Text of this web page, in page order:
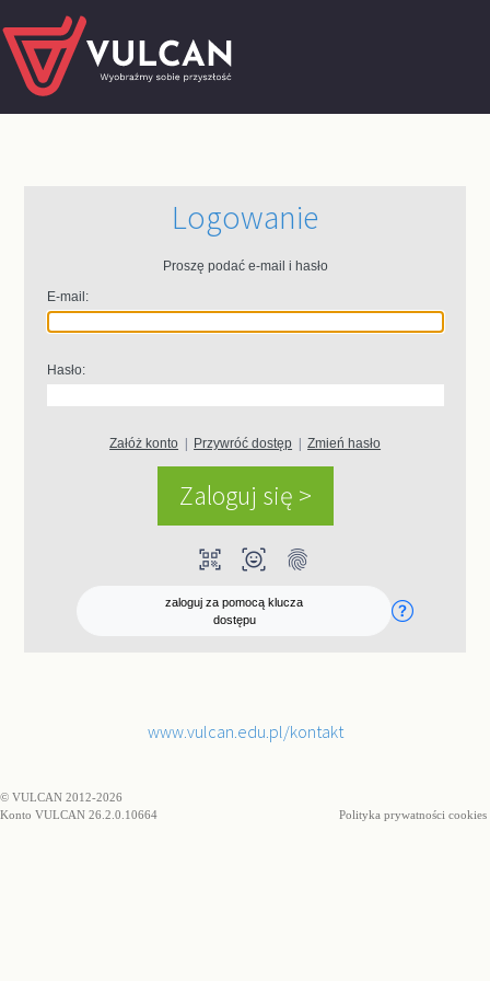
Logowanie
Proszę podać e-mail i hasło
E-mail:
Hasło:
Załóż konto Przywróć dostęp |Zmień hasło
qr_code_scanner ar_on_you fingerprint
zaloguj za pomocą klucza
dostępu
www.vulcan.edu.pl/kontakt
© VULCAN 2012-2026
Konto VULCAN 26.2.0.10664
Polityka prywatności cookies